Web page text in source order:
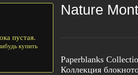
пустая.
купить
Nature
Paperblanks
Коллекция